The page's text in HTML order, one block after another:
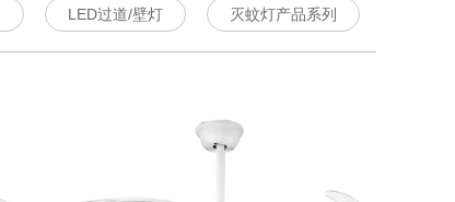
LED过道/壁灯 灭蚊灯产品系列